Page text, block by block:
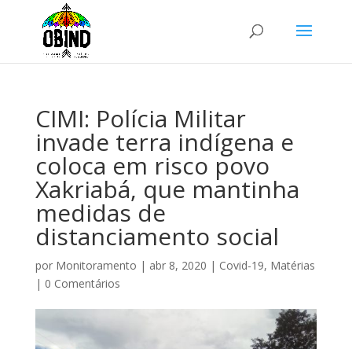
CIMI: Polícia Militar
invade terra indígena e
coloca em risco povo
Xakriabá, que mantinha
medidas de
distanciamento social
por Monitoramento | abr 8, 2020 | Covid-19, Matérias
| 0 Comentários